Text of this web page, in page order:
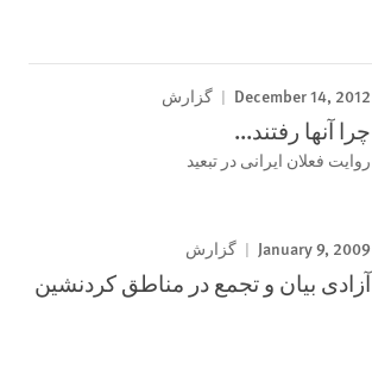
December 14, 2012 گزارش
چرا آنھا رفتند...
روايت فعلان ايرانی در تبعيد
January 9, 2009 گزارش
آزادی بيان و تجمع در مناطق کردنشين